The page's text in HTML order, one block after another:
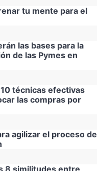
tu mente para el
las bases para la
de las Pymes en
técnicas efectivas
las compras por
agilizar el proceso de
8 similitudes entre